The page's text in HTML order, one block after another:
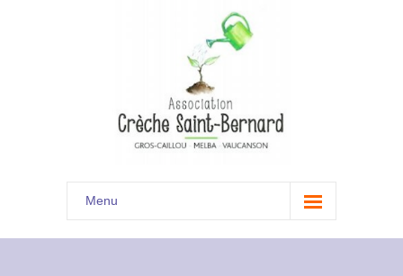
Menu
Accueil